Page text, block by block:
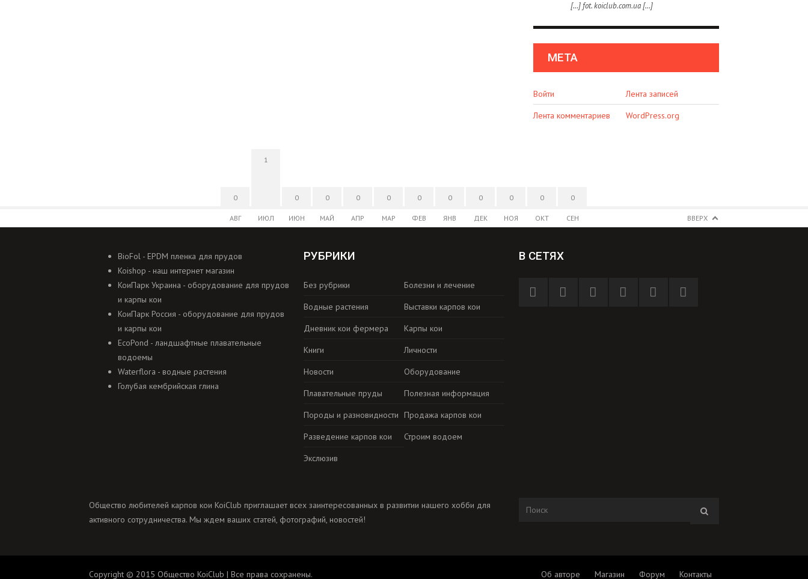
[…] fot. koiclub.com.ua […]
МЕТА
Войти
Лента записей
Лента комментариев
WordPress.org
0
АВГ
1
ИЮЛ
0
ИЮН
0
МАЙ
0
АПР
0
МАР
0
ФЕВ
0
ЯНВ
0
ДЕК
0
НОЯ
0
ОКТ
0
СЕН ВВЕРХ
BioFol - EPDM пленка для прудов
Koishop - наш интернет магазин
КоиПарк Украина - оборудование для прудов
и карпы кои
КоиПарк Россия - оборудование для прудов
и карпы кои
EcoPond - ландшафтные плавательные
водоемы
Waterflora - водные растения
Голубая кембрийская глина
РУБРИКИ
Без рубрики
Болезни и лечение
Водные растения
Выставки карпов кои
Дневник кои фермера
Карпы кои
Книги
Личности
Новости
Оборудование
Плавательные пруды
Полезная информация
Породы и разновидности Продажа карпов кои
Разведение карпов кои
Строим водоем
Экслюзив
В СЕТЯХ
Общество любителей карпов кои KoiClub приглашает всех заинтересованных в развитии нашего хобби для
активного сотрудничества. Мы ждем ваших статей, фотографий, новостей!
Copyright © 2015 Общество KoiClub | Все права сохранены. Об авторе Магазин Форум Контакты